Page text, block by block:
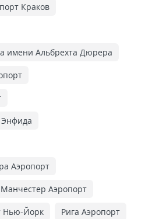
Краков
имени Альбрехта Дюрера
Аэропорт
Манчестер Аэропорт
Нью-Йорк Рига Аэропорт